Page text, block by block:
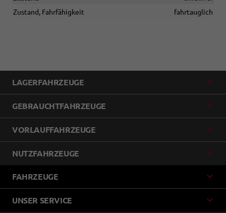
Zustand, Fahrfähigkeit
fahrtauglich
LAGERFAHRZEUGE
GEBRAUCHTFAHRZEUGE
VORLAUFFAHRZEUGE
NUTZFAHRZEUGE
FAHRZEUGE
UNSER SERVICE